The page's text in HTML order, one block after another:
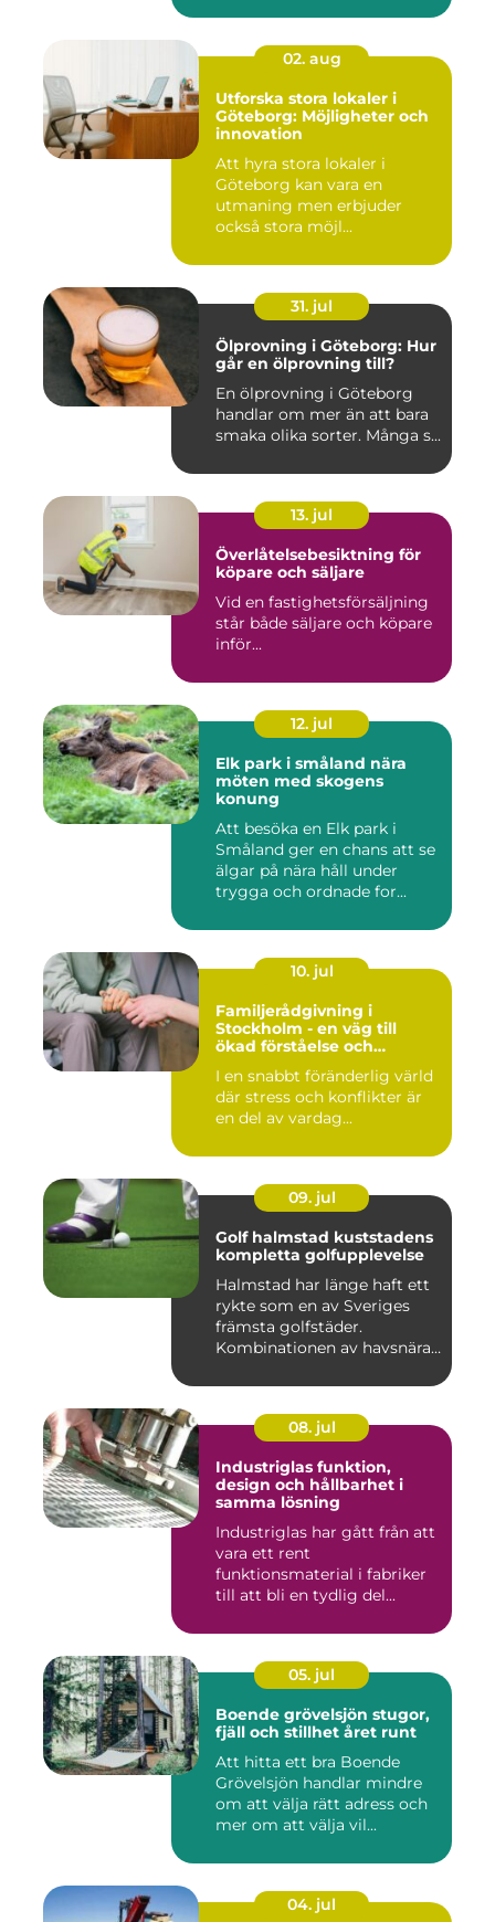
02. aug
Utforska stora lokaler i
Göteborg: Möjligheter och
innovation
Att hyra stora lokaler i
Göteborg kan vara en
utmaning men erbjuder
också stora möjl...
31. jul
Ölprovning i Göteborg: Hur
går en ölprovning till?
En ölprovning i Göteborg
handlar om mer än att bara
smaka olika sorter. Många s...
13. jul
Överlåtelsebesiktning för
köpare och säljare
Vid en fastighetsförsäljning
står både säljare och köpare
inför...
12. jul
Elk park i småland nära
möten med skogens
konung
Att besöka en Elk park i
Småland ger en chans att se
älgar på nära håll under
trygga och ordnade for...
10. jul
Familjerådgivning i
Stockholm - en väg till
ökad förståelse och
I en snabbt föränderlig värld
där stress och konflikter är
en del av vardag...
09. jul
Golf halmstad kuststadens
kompletta golfupplevelse
Halmstad har länge haft ett
rykte som en av Sveriges
främsta golfstäder.
Kombinationen av havsnära
08. jul
Industriglas funktion,
design och hållbarhet i
samma lösning
Industriglas har gått från att
vara ett rent
funktionsmaterial i fabriker
till att bli en tydlig del...
05. jul
Boende grövelsjön stugor,
fjäll och stillhet året runt
Att hitta ett bra Boende
Grövelsjön handlar mindre
om att välja rätt adress och
mer om att välja vil...
04. jul